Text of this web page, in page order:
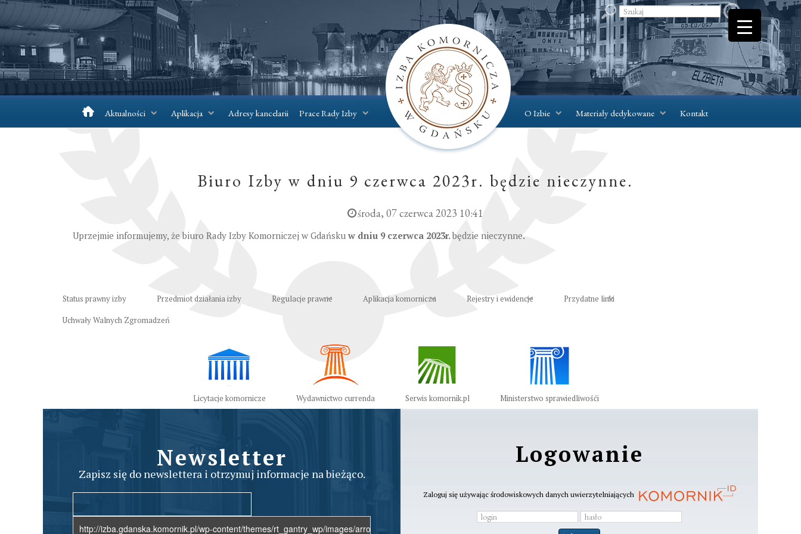
Aktualności Aplikacja Adresy kancelarii Prace Rady Izby O Izbie Materiały dedykowane Kontakt
Biuro Izby w dniu 9 czerwca 2023r. będzie nieczynne.
środa, 07 czerwca 2023 10:41
Uprzejmie informujemy, że biuro Rady Izby Komorniczej w Gdańsku w dniu 9 czerwca 2023r.będzie nieczynne.
Status prawny izby Przedmiot działania izby Regulacje prawne Aplikacja komornicza Rejestry i ewidencje
Przydatne linki
Uchwały Walnych Zgromadzeń
Licytacje komornicze Wydawnictwo currenda Serwis komornik.pl Ministerstwo sprawiedliwośći
Newsletter
Zapisz się do newslettera i otrzymuj informacje na bieżąco.
Logowanie
Zaloguj się używając środowiskowych danych uwierzytelniających